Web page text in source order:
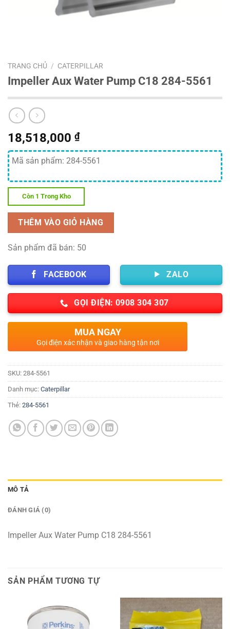
TRANG CHỦ / CATERPILLAR
Impeller Aux Water Pump C18 284-5561
18,518,000 ₫
Mã sản phẩm: 284-5561
Còn 1 Trong Kho
THÊM VÀO GIỎ HÀNG
Sản phẩm đã bán: 50
FACEBOOK ZALO
GỌI ĐIỆN: 0908 304 307
MUA NGAY
Gọi điện xác nhận và giao hàng tận nơi
SKU: 284-5561
Danh mục: Caterpillar
Thẻ: 284-5561
MÔ TẢ
ĐÁNH GIÁ (0)
Impeller Aux Water Pump C18 284-5561
SẢN PHẨM TƯƠNG TỰ